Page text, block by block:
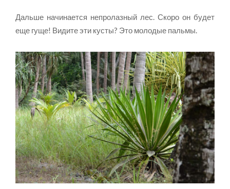
Дальше начинается непролазный лес. Скоро он будет
еще гуще! Видите эти кусты? Это молодые пальмы.